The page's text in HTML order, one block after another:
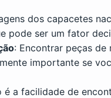
dos capacetes
pode ser um fator
: Encontrar peças
importante se
a facilidade de